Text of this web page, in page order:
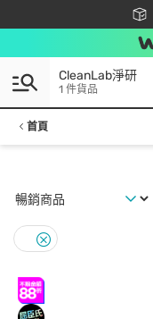
CleanLab淨研
1 件貨品
首頁